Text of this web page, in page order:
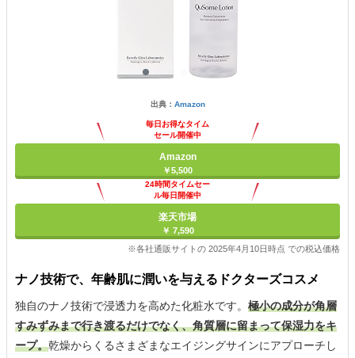
出典： Amazon
毎日お得なタイム
セール開催中
Amazon
￥5,500
24時間タイムセー
ル毎日開催中
楽天市場
￥ 7,590
※各社通販サイトの 2025年4月10日時点 での税込価格
ナノ技術で、年齢肌に潤いを与えるドクターズコスメ
独自のナノ技術で浸透力を高めた化粧水です。 極小の成分が角層
すみずみまで行き渡るだけでなく、角質層に留まって保湿力をキ
ープ。乾燥からくるさまざまなエイジングサインにアプローチし